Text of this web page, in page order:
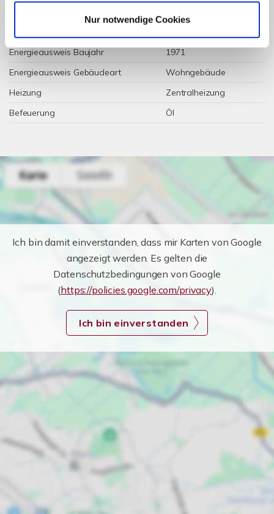
Nur notwendige Cookies
Energieausweis Baujahr
1971
Energieausweis Gebäudeart
Wohngebäude
Heizung
Zentralheizung
Befeuerung
Öl
Ich bin damit einverstanden, dass mir Karten von Google
angezeigt werden. Es gelten die
Datenschutzbedingungen von Google
(https://policies.google.com/privacy).
Ich bin einverstanden